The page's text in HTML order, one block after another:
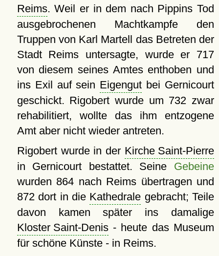
Reims. Weil er in dem nach Pippins Tod
ausgebrochenen Machtkampfe den
Truppen von Karl Martell das Betreten der
Stadt Reims untersagte, wurde er 717
von diesem seines Amtes enthoben und
ins Exil auf sein Eigengut bei Gernicourt
geschickt. Rigobert wurde um 732 zwar
rehabilitiert, wollte das ihm entzogene
Amt aber nicht wieder antreten.
Rigobert wurde in der Kirche Saint-Pierre
in Gernicourt bestattet. Seine Gebeine
wurden 864 nach Reims übertragen und
872 dort in die Kathedrale gebracht; Teile
davon kamen später ins damalige
Kloster Saint-Denis- heute das Museum
für schöne Künste - in Reims.